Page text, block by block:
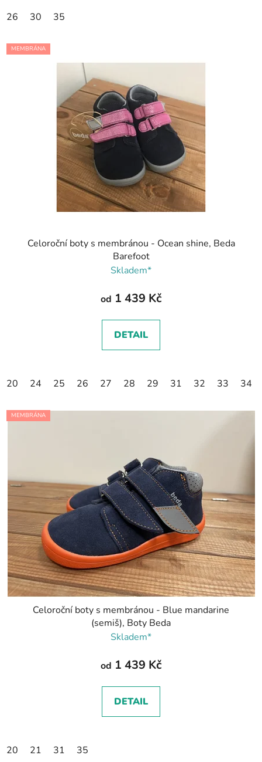
26 30 35
MEMBRÁNA
Celoroční boty s membránou - Ocean shine, Beda
Barefoot
Skladem*
od 1 439 Kč
DETAIL
20 24 25 26 27 28 29 31 32 33 34
MEMBRÁNA
Celoroční boty s membránou - Blue mandarine
(semiš), Boty Beda
Skladem*
od 1 439 Kč
DETAIL
20 21 31 35